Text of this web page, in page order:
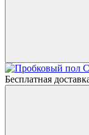
Бесплатная